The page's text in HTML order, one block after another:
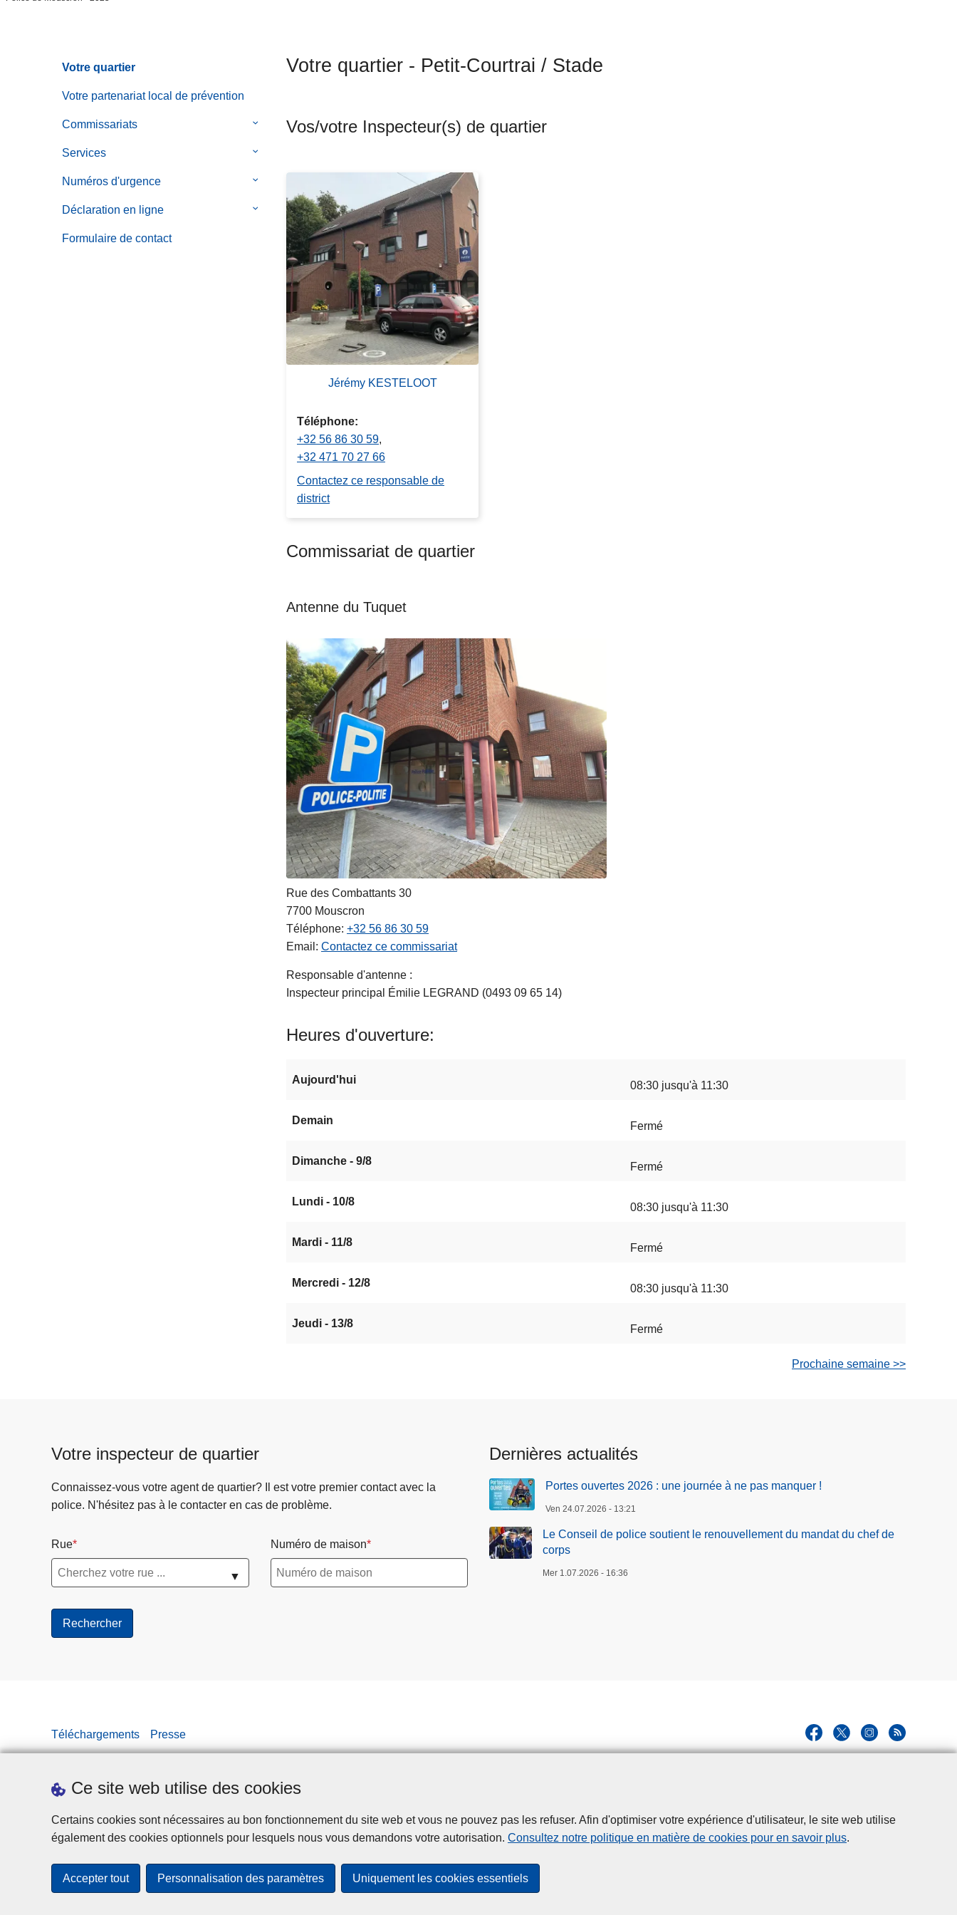
Ce site web utilise des cookies
Certains cookies sont nécessaires au bon fonctionnement du site web et vous ne pouvez pas les refuser. Afin d'optimiser votre expérience d'utilisateur, le site web utilise
également des cookies optionnels pour lesquels nous vous demandons votre autorisation. Consultez notre politique en matière de cookies pour en savoir plus.
Accepter tout Personnalisation des paramètres Uniquement les cookies essentiels
Votre quartier
Votre partenariat local de prévention
Commissariats
le
de
Commissariats
Services
le
de
Services
Numéros d'urgence
le
Numéros
d'urgence
Déclaration en ligne
le
Déclaration
Formulaire de contact
Votre quartier - Petit-Courtrai / Stade
Vos/votre Inspecteur(s) de quartier
Jérémy KESTELOOT
Téléphone
+32 56 86 30 59
+32 471 70 27 66
Contactez ce responsable de
district
Commissariat de quartier
Antenne du Tuquet
Rue des Combattants 30
7700 Mouscron
Téléphone +32 56 86 30 59
Email
Contactez ce commissariat
Responsable d'antenne :
Inspecteur principal Émilie LEGRAND (0493 09 65 14)
Heures d'ouverture
Aujourd'hui 08:30 jusqu'à 11:30
Demain Fermé
Dimanche - 9/8 Fermé
Lundi - 10/8 08:30 jusqu'à 11:30
Mardi - 11/8 Fermé
Mercredi - 12/8 08:30 jusqu'à 11:30
Jeudi - 13/8 Fermé
Prochaine semaine >>
Votre inspecteur de quartier
Connaissez-vous votre agent de quartier? Il est votre premier contact avec la
police. N'hésitez pas à le contacter en cas de problème.
Rue
▼
Numéro de maison
Dernières actualités
Portes ouvertes 2026 : une journée à ne pas manquer !
Ven 24.07.2026 - 13:21
Le Conseil de police soutient le renouvellement du mandat du chef de
corps
Mer 1.07.2026 - 16:36
Téléchargements Presse
Disclaimer Privacy Cookies Accessibilité
© 2026 Police.be